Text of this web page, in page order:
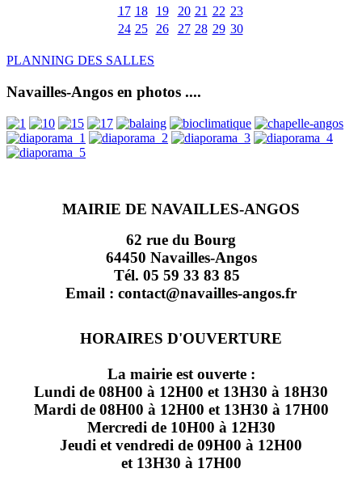
17 18 19 20 21 22 23
24 25 26 27 28 29 30
PLANNING DES SALLES
Navailles-Angos en photos ....
MAIRIE DE NAVAILLES-ANGOS
62 rue du Bourg
64450 Navailles-Angos
Tél. 05 59 33 83 85
Email : contact@navailles-angos.fr
HORAIRES D'OUVERTURE
La mairie est ouverte :
Lundi de 08H00 à 12H00 et 13H30 à 18H30
Mardi de 08H00 à 12H00 et 13H30 à 17H00
Mercredi de 10H00 à 12H30
Jeudi et vendredi de 09H00 à 12H00
et 13H30 à 17H00